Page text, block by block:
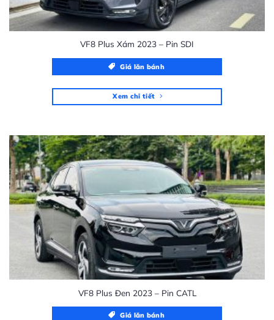
VF8 Plus Xám 2023 – Pin SDI
Giá lăn bánh
Xem chi tiết
VF8 Plus Đen 2023 – Pin CATL
Giá lăn bánh